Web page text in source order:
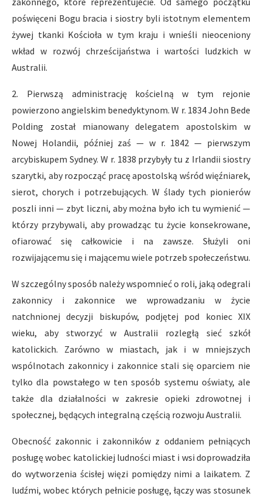
poświęceni Bogu bracia i siostry byli istotnym elementem
żywej tkanki Kościoła w tym kraju i wnieśli nieoceniony
wkład w rozwój chrześcijaństwa i wartości ludzkich w
Australii.
2. Pierwszą administrację kościelną w tym rejonie
powierzono angielskim benedyktynom. W r. 1834 John Bede
Polding został mianowany delegatem apostolskim w
Nowej Holandii, później zaś — w r. 1842 — pierwszym
arcybiskupem Sydney. W r. 1838 przybyły tu z Irlandii siostry
szarytki, aby rozpocząć pracę apostolską wśród więźniarek,
sierot, chorych i potrzebujących. W ślady tych pionierów
poszli inni — zbyt liczni, aby można było ich tu wymienić —
którzy przybywali, aby prowadząc tu życie konsekrowane,
ofiarować się całkowicie i na zawsze. Służyli oni
rozwijającemu się i mającemu wiele potrzeb społeczeństwu.
W szczególny sposób należy wspomnieć o roli, jaką odegrali
zakonnicy i zakonnice we wprowadzaniu w życie
natchnionej decyzji biskupów, podjętej pod koniec XIX
wieku, aby stworzyć w Australii rozległą sieć szkół
katolickich. Zarówno w miastach, jak i w mniejszych
wspólnotach zakonnicy i zakonnice stali się oparciem nie
tylko dla powstałego w ten sposób systemu oświaty, ale
także dla działalności w zakresie opieki zdrowotnej i
społecznej, będących integralną częścią rozwoju Australii.
Obecność zakonnic i zakonników z oddaniem pełniących
posługę wobec katolickiej ludności miast i wsi doprowadziła
do wytworzenia ścisłej więzi pomiędzy nimi a laikatem. Z
ludźmi, wobec których pełnicie posługę, łączy was stosunek